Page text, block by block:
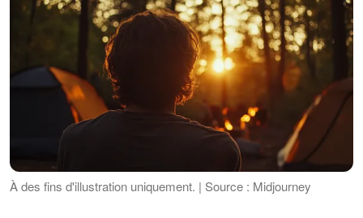
À des fins d'illustration uniquement. | Source : Midjourney